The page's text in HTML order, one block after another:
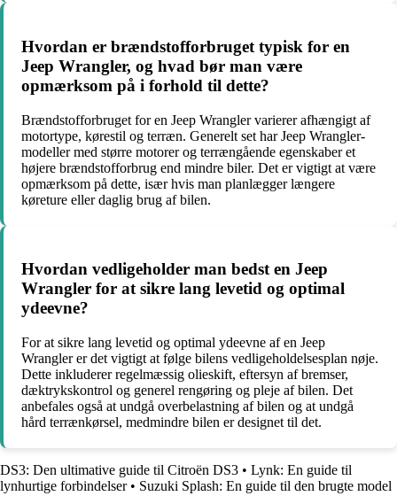
Hvordan er brændstofforbruget typisk for en
Jeep Wrangler, og hvad bør man være
opmærksom på i forhold til dette?
Brændstofforbruget for en Jeep Wrangler varierer afhængigt af
motortype, kørestil og terræn. Generelt set har Jeep Wrangler-
modeller med større motorer og terrængående egenskaber et
højere brændstofforbrug end mindre biler. Det er vigtigt at være
opmærksom på dette, især hvis man planlægger længere
køreture eller daglig brug af bilen.
Hvordan vedligeholder man bedst en Jeep
Wrangler for at sikre lang levetid og optimal
ydeevne?
For at sikre lang levetid og optimal ydeevne af en Jeep
Wrangler er det vigtigt at følge bilens vedligeholdelsesplan nøje.
Dette inkluderer regelmæssig olieskift, eftersyn af bremser,
dæktrykskontrol og generel rengøring og pleje af bilen. Det
anbefales også at undgå overbelastning af bilen og at undgå
hård terrænkørsel, medmindre bilen er designet til det.
DS3: Den ultimative guide til Citroën DS3 • Lynk: En guide til
lynhurtige forbindelser• Suzuki Splash: En guide til den brugte model